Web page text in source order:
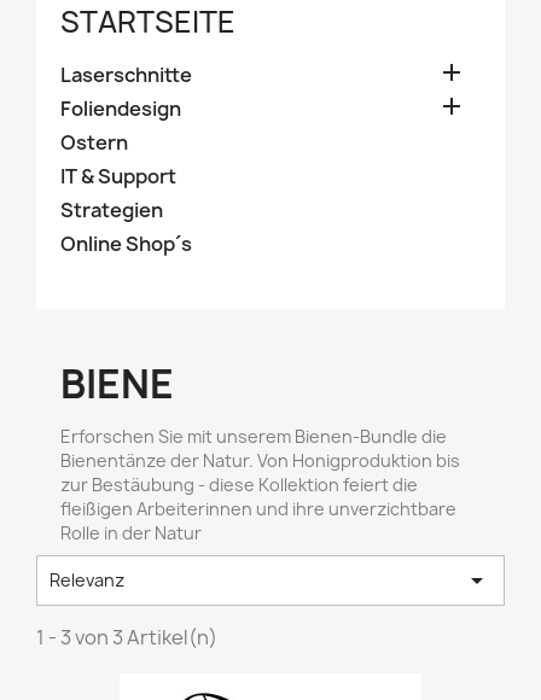
STARTSEITE
Laserschnitte 
Foliendesign 
Ostern
IT & Support
Strategien
Online Shop´s
BIENE
Erforschen Sie mit unserem Bienen-Bundle die
Bienentänze der Natur. Von Honigproduktion bis
zur Bestäubung - diese Kollektion feiert die
fleißigen Arbeiterinnen und ihre unverzichtbare
Rolle in der Natur
Relevanz 
1 - 3 von 3 Artikel(n)